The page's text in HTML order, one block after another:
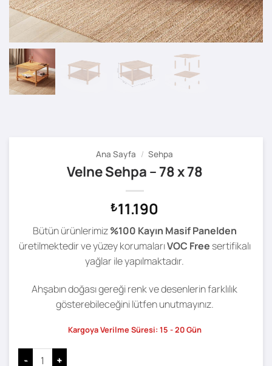
Ana Sayfa / Sehpa
Velne Sehpa – 78 x 78
₺11.190
Bütün ürünlerimiz%100 Kayın Masif Panelden
üretilmektedir ve yüzey korumalarıVOC Free sertifikalı
yağlar ile yapılmaktadır.
Ahşabın doğası gereği renk ve desenlerin farklılık
gösterebileceğini lütfen unutmayınız.
Kargoya Verilme Süresi: 15 - 20 Gün
Velne Sehpa - 78 x 78 adet